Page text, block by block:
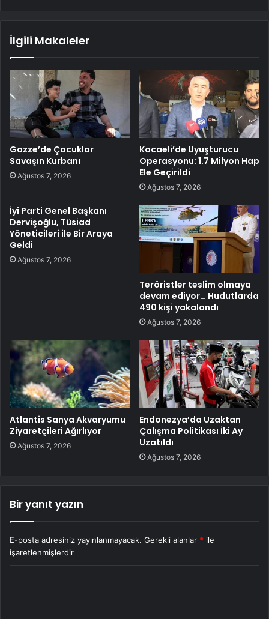
İlgili Makaleler
Gazze’de Çocuklar
Savaşın Kurbanı
Ağustos 7, 2026
Kocaeli’de Uyuşturucu
Operasyonu: 1.7 Milyon Hap
Ele Geçirildi
Ağustos 7, 2026
İyi Parti Genel Başkanı
Dervişoğlu, Tüsiad
Yöneticileri ile Bir Araya
Geldi
Ağustos 7, 2026
Teröristler teslim olmaya
devam ediyor… Hudutlarda
490 kişi yakalandı
Ağustos 7, 2026
Atlantis Sanya Akvaryumu
Ziyaretçileri Ağırlıyor
Ağustos 7, 2026
Endonezya’da Uzaktan
Çalışma Politikası İki Ay
Uzatıldı
Ağustos 7, 2026
Bir yanıt yazın
E-posta adresiniz yayınlanmayacak. Gerekli alanlar * ile
işaretlenmişlerdir